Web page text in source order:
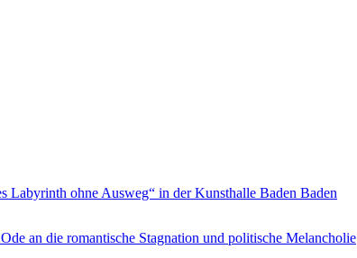
Labyrinth ohne Ausweg“ in der Kunsthalle Baden Baden
an die romantische Stagnation und politische Melancholie